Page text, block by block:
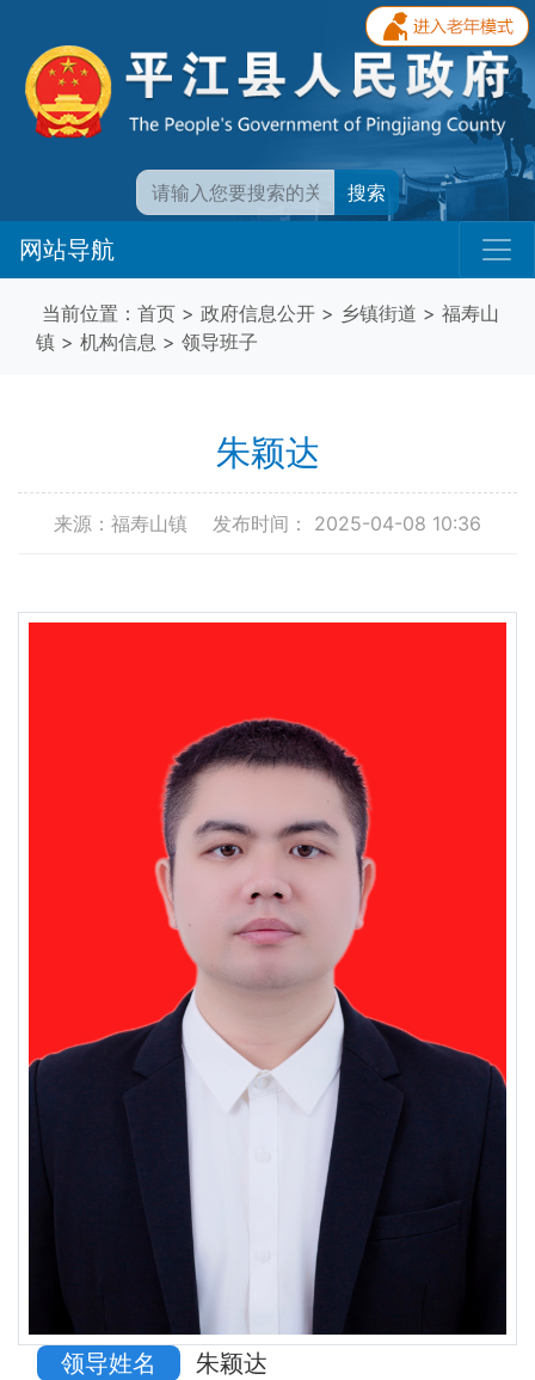
搜索
网站导航
当前位置： 首页 > 政府信息公开 > 乡镇街道 > 福寿山
镇 > 机构信息 > 领导班子
朱颖达
来源：福寿山镇 发布时间： 2025-04-08 10:36
领导姓名 朱颖达